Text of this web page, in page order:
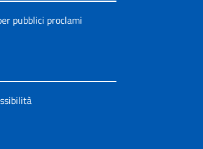
pubblici proclami